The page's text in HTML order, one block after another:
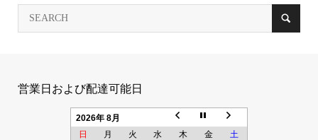
営業日および配達可能日
2026年 8月
日
月 火 水 木 金
土